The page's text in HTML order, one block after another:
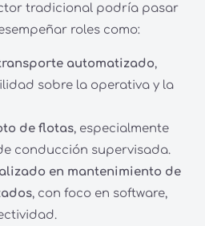
tradicional podría pasar
roles como:
automatizado,
sobre la operativa y la
de flotas, especialmente
conducción supervisada.
en mantenimiento de
, con foco en software,